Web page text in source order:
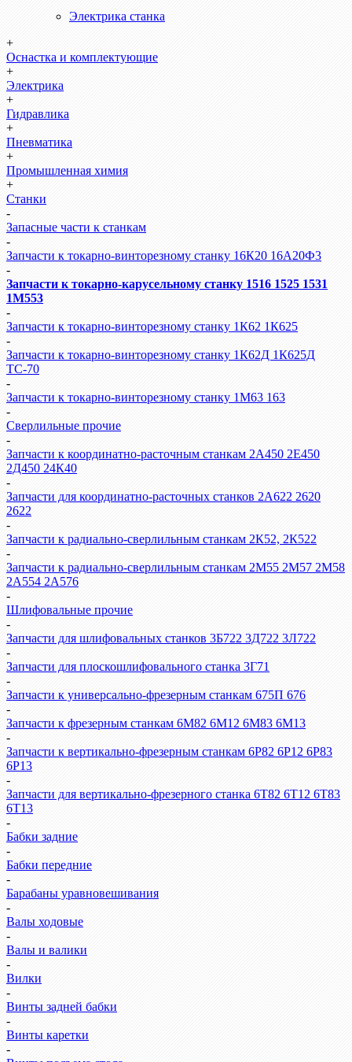
Электрика станка
+
Оснастка и комплектующие
+
Электрика
+
Гидравлика
+
Пневматика
+
Промышленная химия
+
Станки
-
Запасные части к станкам
-
Запчасти к токарно-винторезному станку 16К20 16А20Ф3
-
Запчасти к токарно-карусельному станку 1516 1525 1531
1М553
-
Запчасти к токарно-винторезному станку 1К62 1К625
-
Запчасти к токарно-винторезному станку 1К62Д 1К625Д
ТС-70
-
Запчасти к токарно-винторезному станку 1М63 163
-
Сверлильные прочие
-
Запчасти к координатно-расточным станкам 2А450 2Е450
2Д450 24К40
-
Запчасти для координатно-расточных станков 2А622 2620
2622
-
Запчасти к радиально-сверлильным станкам 2К52, 2К522
-
Запчасти к радиально-сверлильным станкам 2М55 2М57 2М58
2А554 2А576
-
Шлифовальные прочие
-
Запчасти для шлифовальных станков 3Б722 3Д722 3Л722
-
Запчасти для плоскошлифовального станка 3Г71
-
Запчасти к универсально-фрезерным станкам 675П 676
-
Запчасти к фрезерным станкам 6М82 6М12 6М83 6М13
-
Запчасти к вертикально-фрезерным станкам 6Р82 6Р12 6Р83
6Р13
-
Запчасти для вертикально-фрезерного станка 6Т82 6Т12 6Т83
6Т13
-
Бабки задние
-
Бабки передние
-
Барабаны уравновешивания
-
Валы ходовые
-
Валы и валики
-
Вилки
-
Винты задней бабки
-
Винты каретки
-